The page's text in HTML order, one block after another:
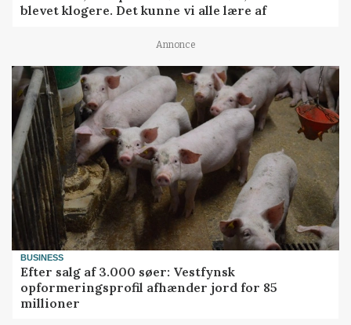
blevet klogere. Det kunne vi alle lære af
Annonce
BUSINESS
Efter salg af 3.000 søer: Vestfynsk
opformeringsprofil afhænder jord for 85
millioner